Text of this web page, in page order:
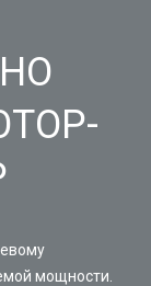
мощности.